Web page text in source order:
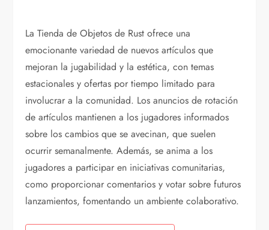
La Tienda de Objetos de Rust ofrece una
emocionante variedad de nuevos artículos que
mejoran la jugabilidad y la estética, con temas
estacionales y ofertas por tiempo limitado para
involucrar a la comunidad. Los anuncios de rotación
de artículos mantienen a los jugadores informados
sobre los cambios que se avecinan, que suelen
ocurrir semanalmente. Además, se anima a los
jugadores a participar en iniciativas comunitarias,
como proporcionar comentarios y votar sobre futuros
lanzamientos, fomentando un ambiente colaborativo.